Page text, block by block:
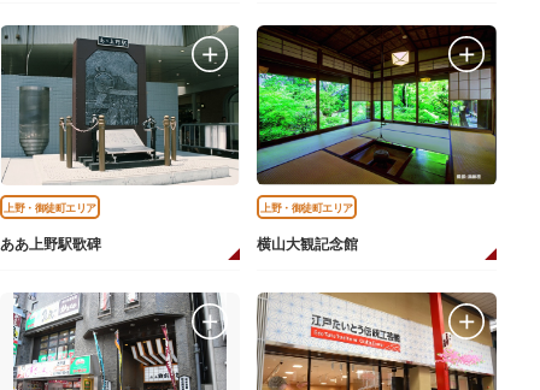
上野・御徒町エリア
ああ上野駅歌碑
上野・御徒町エリア
横山大観記念館